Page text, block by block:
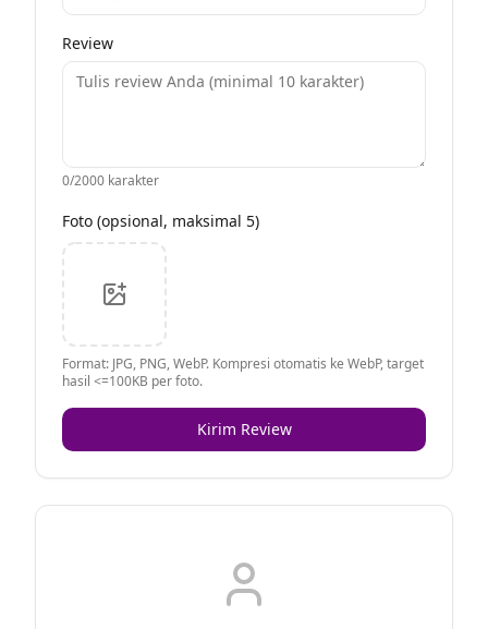
Review
0/2000 karakter
Foto (opsional, maksimal 5)
Format: JPG, PNG, WebP. Kompresi otomatis ke WebP, target
hasil <=100KB per foto.
Kirim Review